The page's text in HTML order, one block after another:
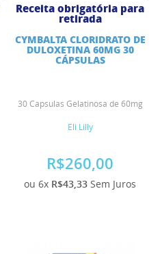
Receita obrigatória para
retirada
CYMBALTA CLORIDRATO DE
DULOXETINA 60MG 30
CÁPSULAS
30 Capsulas Gelatinosa de 60mg
Eli Lilly
R$260,00
ou 6x R$43,33 Sem Juros